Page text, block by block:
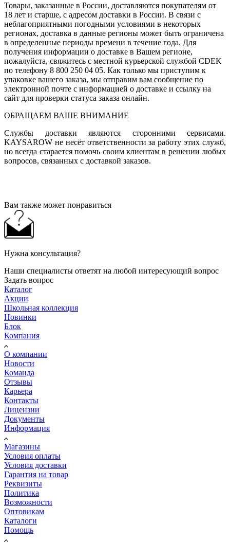
Товары, заказанные в России, доставляются покупателям от
18 лет и старше, с адресом доставки в России. В связи с
неблагоприятными погодными условиями в некоторых
регионах, доставка в данные регионы может быть ограничена
в определенные периоды времени в течение года. Для
получения информации о доставке в Вашем регионе,
пожалуйста, свяжитесь с местной курьерской службой CDEK
по телефону 8 800 250 04 05. Как только мы приступим к
упаковке вашего заказа, мы отправим вам сообщение по
электронной почте с информацией о доставке и ссылку на
сайт для проверки статуса заказа онлайн.
ОБРАЩАЕМ ВАШЕ ВНИМАНИЕ
Службы доставки являются сторонними сервисами.
KAYSAROW не несёт ответственности за работу этих служб,
но всегда старается помочь своим клиентам в решении любых
вопросов, связанных с доставкой заказов.
Вам также может понравиться
Нужна консультация?
Наши специалисты ответят на любой интересующий вопрос
Задать вопрос
Каталог
Акции
Школьная коллекция
Новинки
Блок
Компания
О компании
Новости
Команда
Отзывы
Карьера
Контакты
Лицензии
Документы
Информация
Магазины
Условия оплаты
Условия доставки
Гарантия на товар
Реквизиты
Политика
Возможности
Оптовикам
Каталоги
Помощь